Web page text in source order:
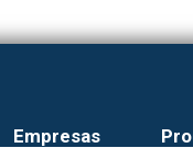
Empresas